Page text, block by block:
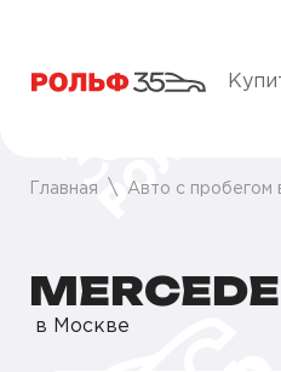
Главная Авто с пробегом
в Москве